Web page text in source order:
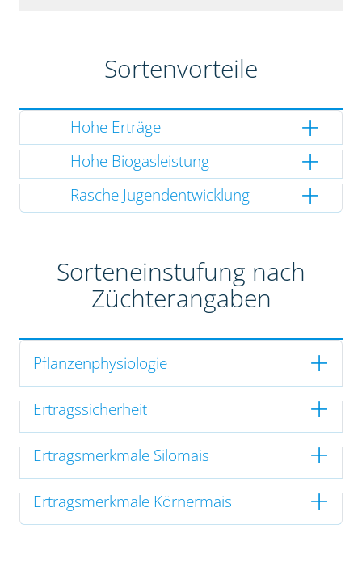
Sortenvorteile
Hohe Erträge
Hohe Biogasleistung
Rasche Jugendentwicklung
Sorteneinstufung nach
Züchterangaben
Pflanzenphysiologie
Ertragssicherheit
Ertragsmerkmale Silomais
Ertragsmerkmale Körnermais